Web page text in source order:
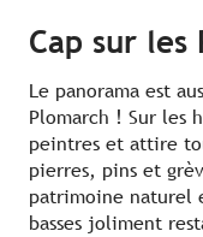
Cap sur les
Le panorama est
Plomarch ! Sur les
peintres et attire
pierres, pins et
patrimoine naturel
basses joliment